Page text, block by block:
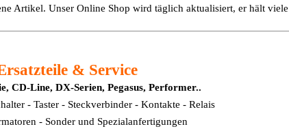
Artikel. Unser Online Shop wird täglich aktualisiert, er hält
& Service
CD-Line, DX-Serien, Pegasus, Performer..
- Taster - Steckverbinder - Kontakte - Relais
- Sonder und Spezialanfertigungen